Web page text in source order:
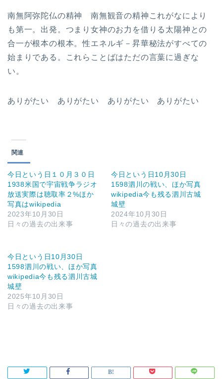
南無阿弥陀仏の精神 南無観音の精神これがなにより
も第一。出発。つまり女神のお力を借りる太陽神との
合一が根本の根本。性エネルギ－昇華秘法がすべての
始まりである。これらことばはただの言葉に過ぎな
い。
ありがたい ありがたい ありがたい ありがたい
関連
今日という日１０月３０日
1938米国で宇宙戦争ラジオ
放送実際は聴取率２%ほか
写真はwikipedia
2023年10月30日
日々の過去の出来事
今日という日10月30日
1598泗川の戦い、ほか写真
wikipedia今も残る泗川古城
城壁
2024年10月30日
日々の過去の出来事
今日という日10月30日
1598泗川の戦い、ほか写真
wikipedia今も残る泗川古城
城壁
2025年10月30日
日々の過去の出来事